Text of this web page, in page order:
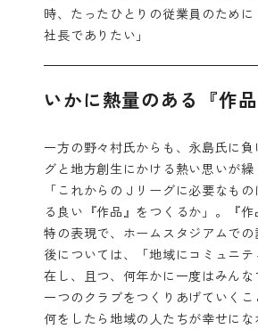
時、たったひとりの従業員のため
社長でありたい」
いかに熱量のある『作
一方の野々村氏からも、永島氏に
グと地方創生にかける熱い思いが繰
「これからのＪリーグに必要なも
る良い『作品』をつくるか」。『
特の表現で、ホームスタジアムで
後については、「地域にコミュニ
在し、且つ、何年かに一度はみん
一つのクラブをつくりあげていくこ
何をしたら地域の人たちが幸せに